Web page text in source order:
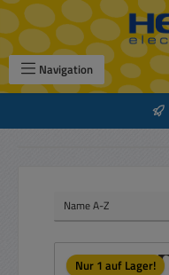
Zum Hauptinhalt springen
Navigation
Nur 1 auf Lager!